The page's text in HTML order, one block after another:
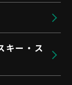
キー・ス